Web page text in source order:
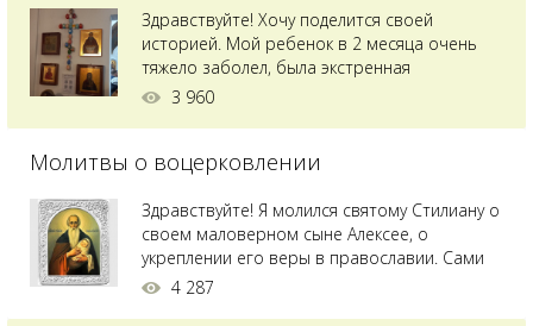
Здравствуйте! Хочу поделится своей
историей. Мой ребенок в 2 месяца очень
тяжело заболел, была экстренная
сложнейшая операция, состояние после
святого Владимира я увидела незнакомую
позже прочитав про него, узнала про
Преподобного...
3 960
Молитвы о воцерковлении
Здравствуйте! Я молился святому Стилиану о
своем маловерном сыне Алексее, о
укреплении его веры в православии. Сами
мы с супругой воцерковлены. Через год
4 287